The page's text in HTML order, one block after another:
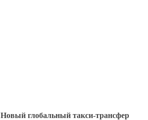
Новый глобальный такси-трансфер